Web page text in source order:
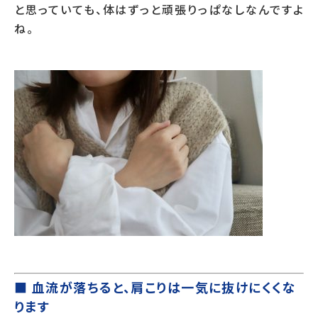
と思っていても、体はずっと頑張りっぱなしなんですよ
ね。
■ 血流が落ちると、肩こりは一気に抜けにくくな
ります